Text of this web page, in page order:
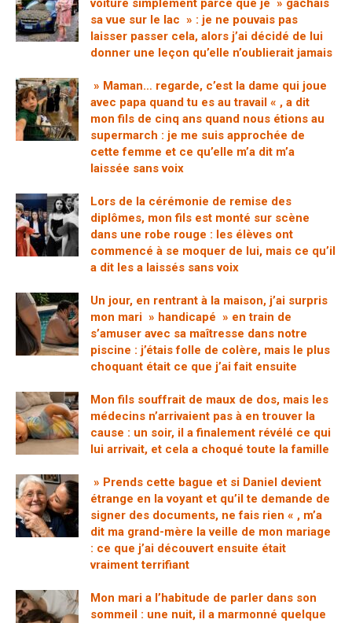
voiture simplement parce que je » gâchais
sa vue sur le lac » : je ne pouvais pas
laisser passer cela, alors j’ai décidé de lui
donner une leçon qu’elle n’oublierait jamais
» Maman… regarde, c’est la dame qui joue
avec papa quand tu es au travail « , a dit
mon fils de cinq ans quand nous étions au
supermarch : je me suis approchée de
cette femme et ce qu’elle m’a dit m’a
laissée sans voix
Lors de la cérémonie de remise des
diplômes, mon fils est monté sur scène
dans une robe rouge : les élèves ont
commencé à se moquer de lui, mais ce qu’il
a dit les a laissés sans voix
Un jour, en rentrant à la maison, j’ai surpris
mon mari » handicapé » en train de
s’amuser avec sa maîtresse dans notre
piscine : j’étais folle de colère, mais le plus
choquant était ce que j’ai fait ensuite
Mon fils souffrait de maux de dos, mais les
médecins n’arrivaient pas à en trouver la
cause : un soir, il a finalement révélé ce qui
lui arrivait, et cela a choqué toute la famille
» Prends cette bague et si Daniel devient
étrange en la voyant et qu’il te demande de
signer des documents, ne fais rien « , m’a
dit ma grand-mère la veille de mon mariage
: ce que j’ai découvert ensuite était
vraiment terrifiant
Mon mari a l’habitude de parler dans son
sommeil : une nuit, il a marmonné quelque